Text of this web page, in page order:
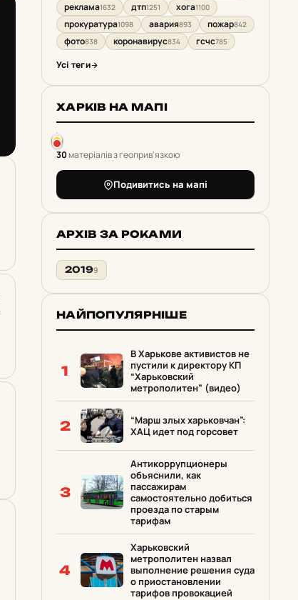
реклама1632 дтп1251 хога1100
прокуратура1098 авария893 пожар842
фото838 коронавирус834 гсчс785
Усі теги
ХАРКІВ НА МАПІ
30матеріалів з геоприв'язкою
Подивитись на мапі
АРХІВ ЗА РОКАМИ
20199
НАЙПОПУЛЯРНІШЕ
1
В Харькове активистов не
пустили к директору КП
“Харьковский
метрополитен” (видео)
2
“Марш злых харьковчан”:
ХАЦ идет под горсовет
3
Антикоррупционеры
объяснили, как
пассажирам
самостоятельно добиться
проезда по старым
тарифам
4
Харьковский
метрополитен назвал
выполнение решения суда
о приостановлении
тарифов провокацией